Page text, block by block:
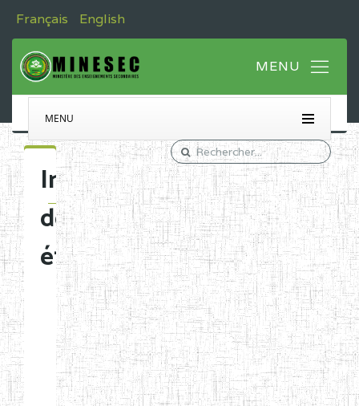
Français English
MENU
Immatriculation
des
établissements
Etablissements
d'enseignement
normal